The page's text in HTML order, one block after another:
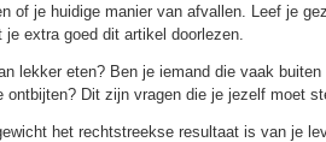
of je huidige manier van afvallen. Leef je
extra goed dit artikel doorlezen.
lekker eten? Ben je iemand die vaak
ontbijten? Dit zijn vragen die je jezelf moet
het rechtstreekse resultaat is van je